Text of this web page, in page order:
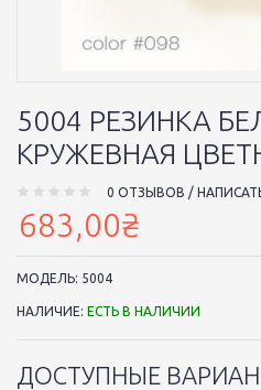
5004 РЕЗИНКА
КРУЖЕВНАЯ
0 ОТЗЫВОВ /
683,00₴
МОДЕЛЬ: 5004
НАЛИЧИЕ: ЕСТЬ В НАЛИЧИИ
ДОСТУПНЫЕ